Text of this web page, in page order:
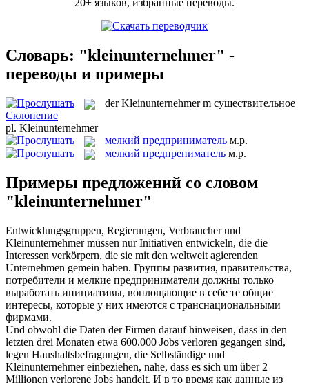
20+ языков, избранные переводы.
Словарь: "kleinunternehmer" -
переводы и примеры
derKleinunternehmer m существительное
Склонение
pl. Kleinunternehmer
мелкий предприниматель м.р.
мелкий предпрениматель м.р.
Примеры предложений со словом
"kleinunternehmer"
Entwicklungsgruppen, Regierungen, Verbraucher und
Kleinunternehmermüssen nur Initiativen entwickeln, die die
Interessen verkörpern, die sie mit den weltweit agierenden
Unternehmen gemein haben. Группы развития, правительства,
потребители и мелкие предприниматели должны только
выработать инициативы, воплощающие в себе те общие
интересы, которые у них имеются с транснациональными
фирмами.
Und obwohl die Daten der Firmen darauf hinweisen, dass in den
letzten drei Monaten etwa 600.000 Jobs verloren gegangen sind,
legen Haushaltsbefragungen, die Selbständige und
Kleinunternehmereinbeziehen, nahe, dass es sich um über 2
Millionen verlorene Jobs handelt. И в то время как данные из